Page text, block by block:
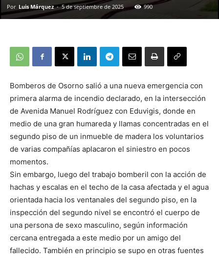
Por Luis Márquez - 5 de septiembre de 2025 990
Bomberos de Osorno salió a una nueva emergencia con
primera alarma de incendio declarado, en la intersección
de Avenida Manuel Rodríguez con Eduvigis, donde en
medio de una gran humareda y llamas concentradas en el
segundo piso de un inmueble de madera los voluntarios
de varias compañías aplacaron el siniestro en pocos
momentos.
Sin embargo, luego del trabajo bomberil con la acción de
hachas y escalas en el techo de la casa afectada y el agua
orientada hacia los ventanales del segundo piso, en la
inspección del segundo nivel se encontró el cuerpo de
una persona de sexo masculino, según información
cercana entregada a este medio por un amigo del
fallecido. También en principio se supo en otras fuentes